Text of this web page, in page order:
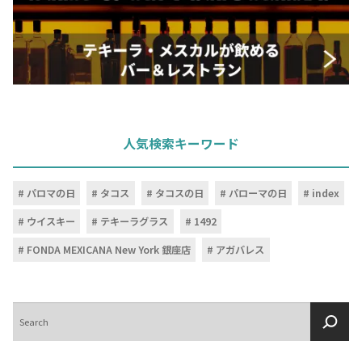
人気検索キーワード
パロマの日 タコス タコスの日 パローマの日
index
ウイスキー
テキーラグラス
1492
FONDA MEXICANA New York 銀座店
アガバレス
索